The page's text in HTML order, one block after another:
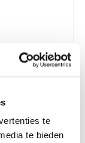
te
te bieden